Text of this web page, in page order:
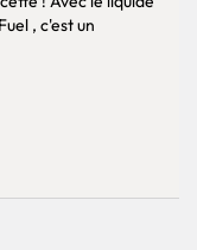
, c'est un